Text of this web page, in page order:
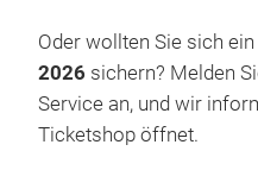
Oder wollten Sie sich ein
2026 sichern? Melden
Service an, und wir
Ticketshop öffnet.